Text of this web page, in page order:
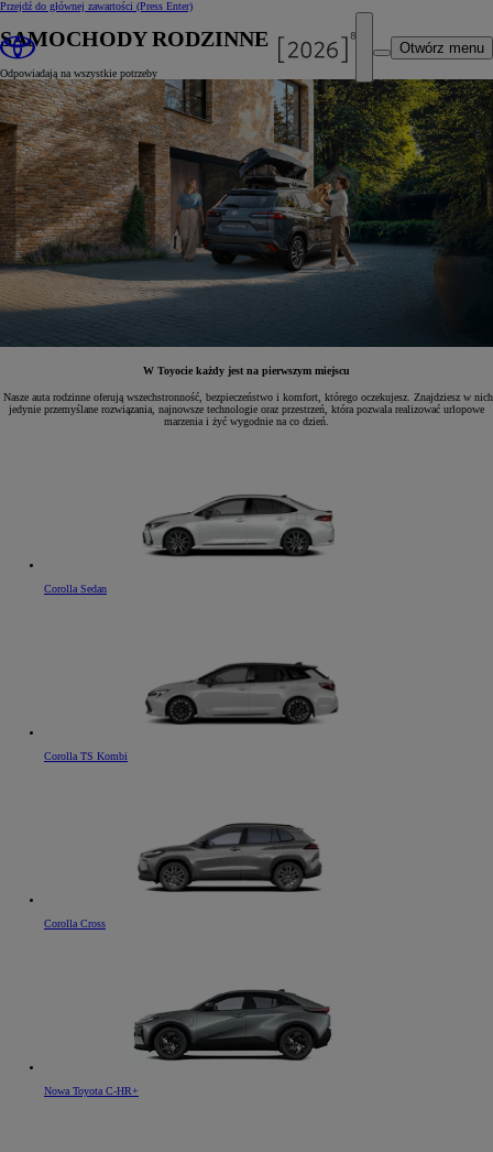
Przejdź do głównej zawartości (Press Enter)
Otwórz menu
SAMOCHODY RODZINNE
Odpowiadają na wszystkie potrzeby
W Toyocie każdy jest na pierwszym miejscu
Nasze auta rodzinne oferują wszechstronność, bezpieczeństwo i komfort, którego oczekujesz. Znajdziesz w nich
jedynie przemyślane rozwiązania, najnowsze technologie oraz przestrzeń, która pozwala realizować urlopowe
marzenia i żyć wygodnie na co dzień.
Corolla Sedan
Corolla TS Kombi
Corolla Cross
Nowa Toyota C-HR+